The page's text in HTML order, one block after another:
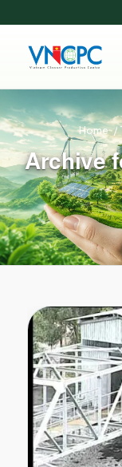
Archive
Home /